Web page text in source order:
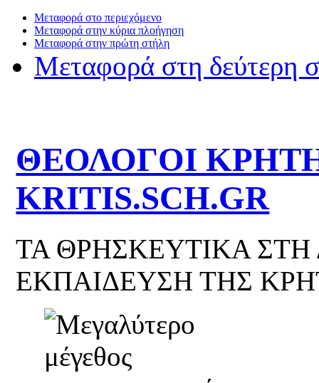
Μεταφορά στο περιεχόμενο
Μεταφορά στην κύρια πλοήγηση
Μεταφορά στην πρώτη στήλη
Μεταφορά στη δεύτερη
ΘΕΟΛΟΓΟΙ
KRITIS.SCH.GR
ΤΑ ΘΡΗΣΚΕΥΤΙΚΑ
ΕΚΠΑΙΔΕΥΣΗ ΤΗΣ